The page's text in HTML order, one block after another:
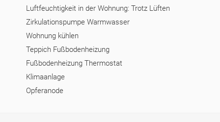
Luftfeuchtigkeit in der Wohnung: Trotz Lüften
Zirkulationspumpe Warmwasser
Wohnung kühlen
Teppich Fußbodenheizung
Fußbodenheizung Thermostat
Klimaanlage
Opferanode